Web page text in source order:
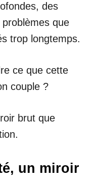
des
que
trop longtemps.
ce que cette
couple ?
brut que
un miroir